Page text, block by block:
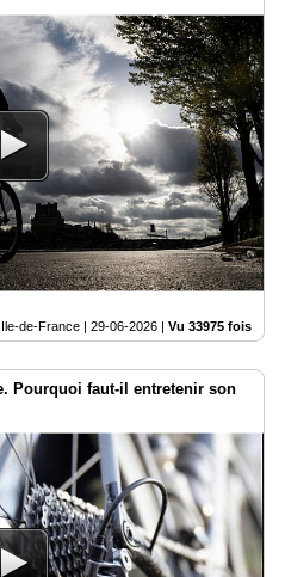
Ile-de-France | 29-06-2026 | Vu 33975 fois
Pourquoi faut-il entretenir son